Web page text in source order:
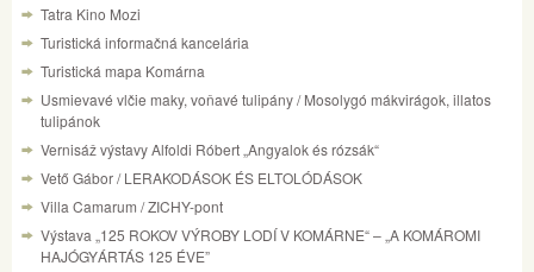
Tatra Kino Mozi
Turistická informačná kancelária
Turistická mapa Komárna
Usmievavé vlčie maky, voňavé tulipány / Mosolygó mákvirágok, illatos
tulipánok
Vernisáž výstavy Alfoldi Róbert „Angyalok és rózsák“
Vető Gábor / LERAKODÁSOK ÉS ELTOLÓDÁSOK
Villa Camarum / ZICHY-pont
Výstava „125 ROKOV VÝROBY LODÍ V KOMÁRNE“ – „A KOMÁROMI
HAJÓGYÁRTÁS 125 ÉVE”